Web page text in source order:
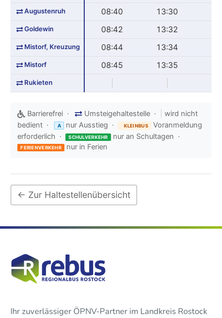
Augustenruh 08:40 13:30
Goldewin 08:42 13:32
Mistorf, Kreuzung 08:44 13:34
Mistorf 08:45 13:35
Rukieten
Barrierefrei · Umsteigehaltestelle ·
wird nicht
bedient ·
A nur Ausstieg · KLEINBUS
Voranmeldung
erforderlich · SCHULVERKEHR nur an Schultagen ·
FERIENVERKEHR nur in Ferien
← Zur Haltestellenübersicht
Ihr zuverlässiger ÖPNV-Partner im Landkreis Rostock